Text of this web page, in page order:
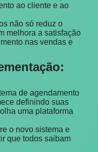
ao cliente e ao
não só reduz o
melhora a satisfação
nas vendas e
de agendamento
definindo suas
uma plataforma
o novo sistema e
que todos saibam